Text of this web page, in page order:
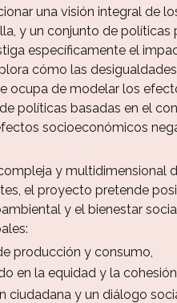
una visión integral de
y un conjunto de
específicamente el
cómo las
ocupa de modelar los
políticas basadas en el
socioeconómicos
y multidimensional
el proyecto pretende
y el bienestar
producción y consumo,
en la equidad y la
ciudadana y un diálogo